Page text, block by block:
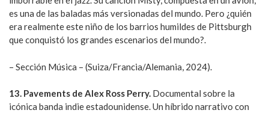
es una de las baladas más versionadas del mundo. Pero ¿quién
era realmente este niño de los barrios humildes de Pittsburgh
que conquistó los grandes escenarios del mundo?.
– Sección Música – (Suiza/Francia/Alemania, 2024).
13. Pavements de Alex Ross Perry. Documental sobre la
icónica banda indie estadounidense. Un híbrido narrativo con